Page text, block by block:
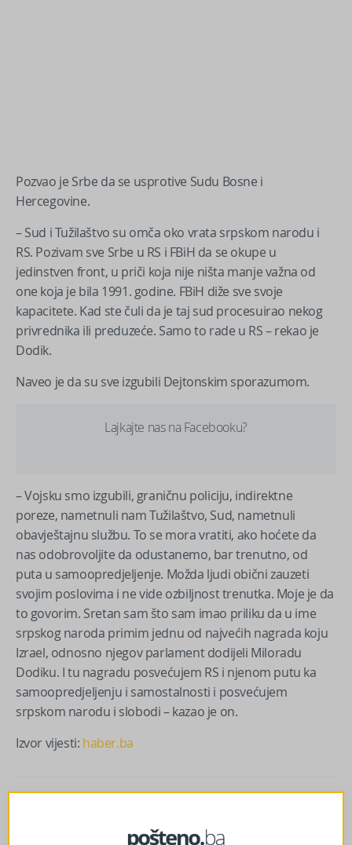
Pozvao je Srbe da se usprotive Sudu Bosne i
Hercegovine.
– Sud i Tužilaštvo su omča oko vrata srpskom narodu i
RS. Pozivam sve Srbe u RS i FBiH da se okupe u
jedinstven front, u priči koja nije ništa manje važna od
one koja je bila 1991. godine. FBiH diže sve svoje
kapacitete. Kad ste čuli da je taj sud procesuirao nekog
privrednika ili preduzeće. Samo to rade u RS – rekao je
Dodik.
Naveo je da su sve izgubili Dejtonskim sporazumom.
Lajkajte nas na Facebooku?
– Vojsku smo izgubili, graničnu policiju, indirektne
poreze, nametnuli nam Tužilaštvo, Sud, nametnuli
obavještajnu službu. To se mora vratiti, ako hoćete da
nas odobrovoljite da odustanemo, bar trenutno, od
puta u samoopredjeljenje. Možda ljudi obični zauzeti
svojim poslovima i ne vide ozbiljnost trenutka. Moje je da
to govorim. Sretan sam što sam imao priliku da u ime
srpskog naroda primim jednu od najvećih nagrada koju
Izrael, odnosno njegov parlament dodijeli Miloradu
Dodiku. I tu nagradu posvećujem RS i njenom putu ka
samoopredjeljenju i samostalnosti i posvećujem
srpskom narodu i slobodi – kazao je on.
Izvor vijesti: haber.ba